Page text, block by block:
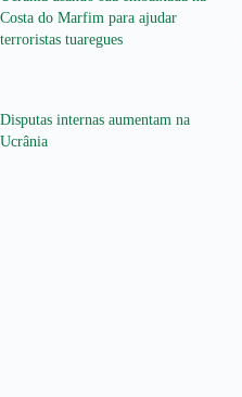
Costa do Marfim para ajudar
terroristas tuaregues
Disputas internas aumentam na
Ucrânia